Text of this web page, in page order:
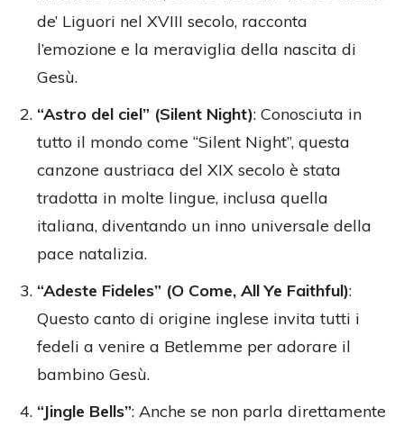
de’ Liguori nel XVIII secolo, racconta
l’emozione e la meraviglia della nascita di
Gesù.
“Astro del ciel” (Silent Night): Conosciuta in
tutto il mondo come “Silent Night”, questa
canzone austriaca del XIX secolo è stata
tradotta in molte lingue, inclusa quella
italiana, diventando un inno universale della
pace natalizia.
“Adeste Fideles” (O Come, All Ye Faithful):
Questo canto di origine inglese invita tutti i
fedeli a venire a Betlemme per adorare il
bambino Gesù.
“Jingle Bells”: Anche se non parla direttamente